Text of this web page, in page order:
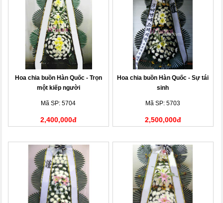
Hoa chia buồn Hàn Quốc - Trọn
một kiếp người
Mã SP: 5704
2,400,000đ
Hoa chia buồn Hàn Quốc - Sự tái
sinh
Mã SP: 5703
2,500,000đ